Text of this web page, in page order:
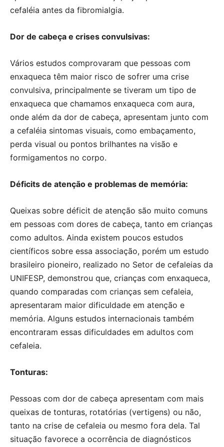
cefaléia antes da fibromialgia.
Dor de cabeça e crises convulsivas:
Vários estudos comprovaram que pessoas com
enxaqueca têm maior risco de sofrer uma crise
convulsiva, principalmente se tiveram um tipo de
enxaqueca que chamamos enxaqueca com aura,
onde além da dor de cabeça, apresentam junto com
a cefaléia sintomas visuais, como embaçamento,
perda visual ou pontos brilhantes na visão e
formigamentos no corpo.
Déficits de atenção e problemas de memória:
Queixas sobre déficit de atenção são muito comuns
em pessoas com dores de cabeça, tanto em crianças
como adultos. Ainda existem poucos estudos
científicos sobre essa associação, porém um estudo
brasileiro pioneiro, realizado no Setor de cefaleias da
UNIFESP, demonstrou que, crianças com enxaqueca,
quando comparadas com crianças sem cefaleia,
apresentaram maior dificuldade em atenção e
memória. Alguns estudos internacionais também
encontraram essas dificuldades em adultos com
cefaleia.
Tonturas:
Pessoas com dor de cabeça apresentam com mais
queixas de tonturas, rotatórias (vertigens) ou não,
tanto na crise de cefaleia ou mesmo fora dela. Tal
situação favorece a ocorrência de diagnósticos